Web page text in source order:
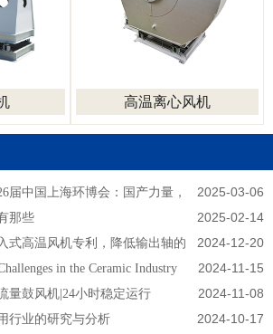
高温离心风机
2025-03-06
届中国上海环博会：国产力量，
2025-02-14
那些
2024-12-20
式高温风机专利，降低输出轴的
2024-11-15
in the Ceramic Industry
2024-11-08
量鼓风机|24小时稳定运行
2024-10-17
行业的研究与分析